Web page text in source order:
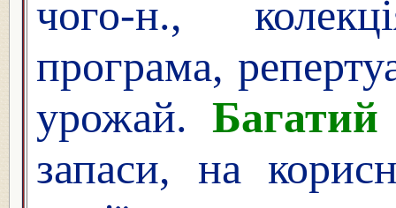
чого-н.,
програма,
урожай. Багатий
запаси, на